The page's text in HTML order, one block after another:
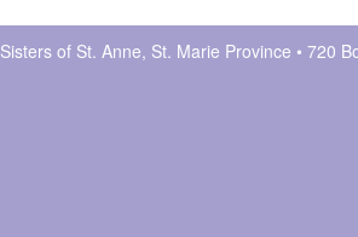
Sisters of St. Anne, St. Marie Province • 720